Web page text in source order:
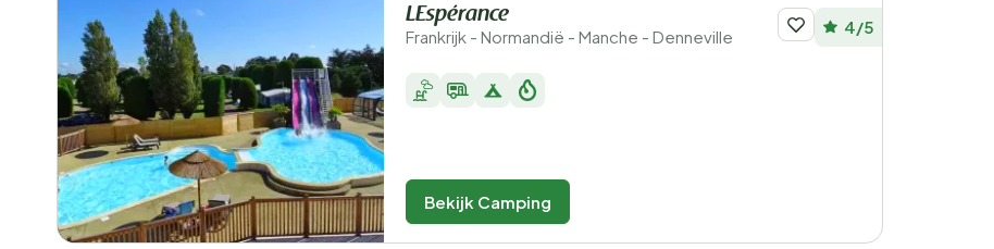
LEspérance
Frankrijk - Normandië - Manche - Denneville 4/5
Bekijk Camping